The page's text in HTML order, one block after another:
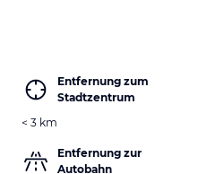
Entfernung zum
Stadtzentrum
< 3 km
Entfernung zur
Autobahn